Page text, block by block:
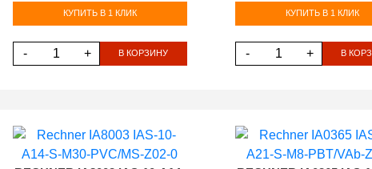
КУПИТЬ В 1 КЛИК
- + В КОРЗИНУ
КУПИТЬ В 1 КЛИК
- + В